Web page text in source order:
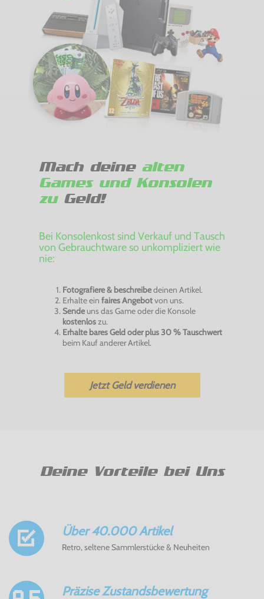
Mach deine alten
Games und Konsolen
zuGeld!
Bei Konsolenkost sind Verkauf und Tausch
von Gebrauchtware so unkompliziert wie
nie:
Fotografiere & beschreibedeinen Artikel.
Erhalte ein faires Angebotvon uns.
Sendeuns das Game oder die Konsole
kostenloszu.
Erhalte bares Geld oder plus 30 % Tauschwert
beim Kauf anderer Artikel.
Jetzt Geld verdienen
Deine Vorteile bei Uns
Über 40.000 Artikel
Retro, seltene Sammlerstücke & Neuheiten
Präzise Zustandsbewertung